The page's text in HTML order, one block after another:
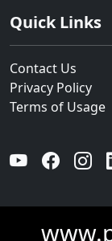
Quick Links
Contact Us
Privacy Policy
Terms of Usage
YouTube Facebook